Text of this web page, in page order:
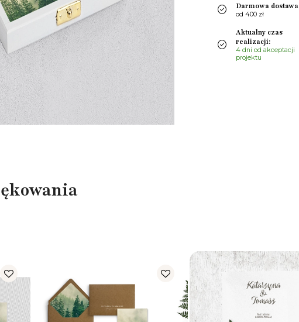
Darmowa dostawa
od 400 zł
Aktualny czas
realizacji:
4 dni od akceptacji
projektu